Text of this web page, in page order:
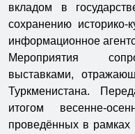
вкладом в
сохранению историко-
информационное
Мероприятия
выставками,
Туркменистана.
итогом весенне-
проведённых в рамках